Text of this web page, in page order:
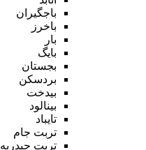
باجگیران
باخرز
بار
بایگ
بجستان
بردسکن
بیدخت
بینالود
تایباد
تربت جام
تربت حیدریه